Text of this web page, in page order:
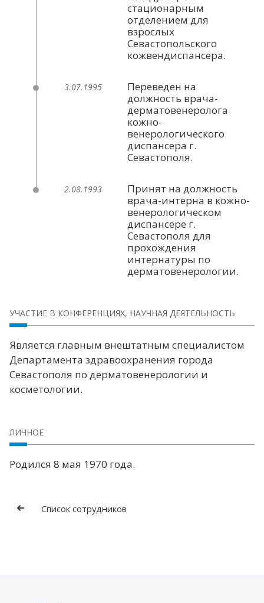
стационарным
отделением для
взрослых
Севастопольского
кожвендиспансера.
3.07.1995
Переведен на
должность врача-
дерматовенеролога
кожно-
венерологического
диспансера г.
Севастополя.
2.08.1993
Принят на должность
врача-интерна в кожно-
венерологическом
диспансере г.
Севастополя для
прохождения
интернатуры по
дерматовенерологии.
УЧАСТИЕ В КОНФЕРЕНЦИЯХ, НАУЧНАЯ ДЕЯТЕЛЬНОСТЬ
Является главным внештатным специалистом
Департамента здравоохранения города
Севастополя по дерматовенерологии и
косметологии.
ЛИЧНОЕ
Родился 8 мая 1970 года.
Список сотрудников